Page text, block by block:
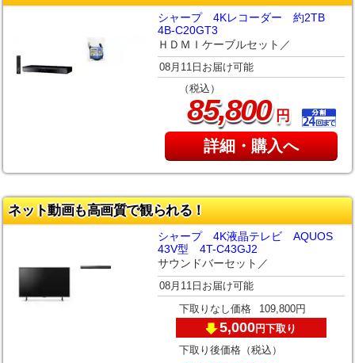
シャープ 4Kレコーダー 約2TB
4B-C20GT3
ＨＤＭＩケーブルセット／
08月11日お届け可能
（税込）
85,800円
詳細・購入へ
ネット動画も高画質で観られる！
シャープ 4K液晶テレビ AQUOS
43V型 4T-C43GJ2
サウンドバーセット／
08月11日お届け可能
下取りなし価格 109,800円
5,000円下取り
下取り後価格（税込）